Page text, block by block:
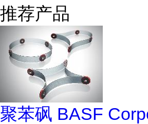
推荐产品
聚苯砜 BASF